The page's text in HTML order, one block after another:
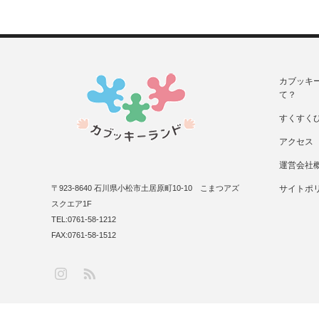
カブッキ
て？
すくすく
アクセス
運営会社
サイトポ
〒923-8640 石川県小松市土居原町10-10 こまつアズ
スクエア1F
TEL:0761-58-1212
FAX:0761-58-1512
Instagram